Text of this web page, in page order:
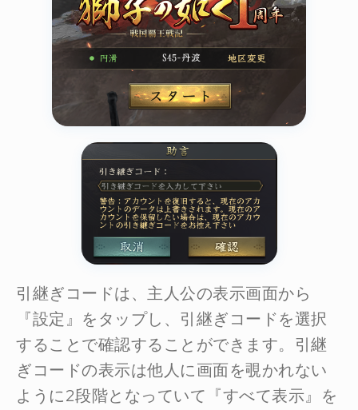
引継ぎコードは、主人公の表示画面から
『設定』をタップし、引継ぎコードを選択
することで確認することができます。引継
ぎコードの表示は他人に画面を覗かれない
ように2段階となっていて『すべて表示』を